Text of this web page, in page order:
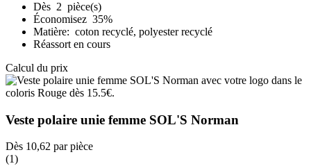
Dès 2 pièce(s)
Économisez 35%
Matière: coton recyclé, polyester recyclé
Réassort en cours
Calcul du prix
Veste polaire unie femme SOL'S Norman
Dès 10,62 par pièce
(1)